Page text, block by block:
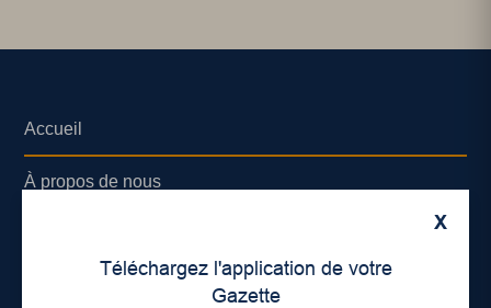
X
Téléchargez l'application de votre
Gazette
Accueil
À propos de nous